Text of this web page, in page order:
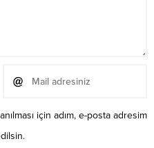
için adım, e-posta adresim